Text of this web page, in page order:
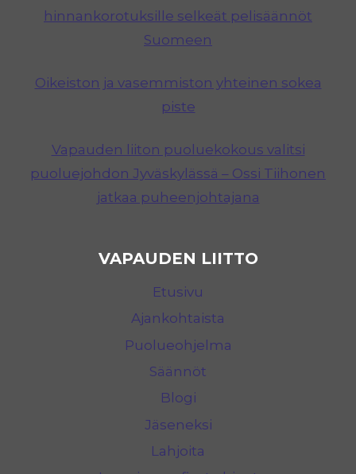
hinnankorotuksille selkeät pelisäännöt
Suomeen
Oikeiston ja vasemmiston yhteinen sokea
piste
Vapauden liiton puoluekokous valitsi
puoluejohdon Jyväskylässä – Ossi Tiihonen
jatkaa puheenjohtajana
VAPAUDEN LIITTO
Etusivu
Ajankohtaista
Puolueohjelma
Säännöt
Blogi
Jäseneksi
Lahjoita